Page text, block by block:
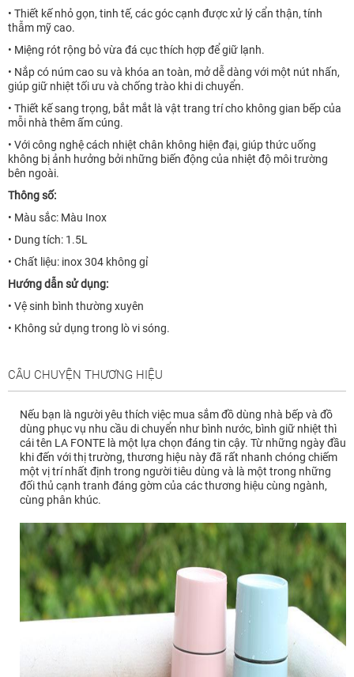
• Thiết kế nhỏ gọn, tinh tế, các góc cạnh được xử lý cẩn thận, tính
thẫm mỹ cao.
• Miệng rót rộng bỏ vừa đá cục thích hợp để giữ lạnh.
• Nắp có núm cao su và khóa an toàn, mở dễ dàng với một nút nhấn,
giúp giữ nhiệt tối ưu và chống trào khi di chuyển.
• Thiết kế sang trọng, bắt mắt là vật trang trí cho không gian bếp của
mỗi nhà thêm ấm cúng.
• Với công nghệ cách nhiệt chân không hiện đại, giúp thức uống
không bị ảnh hưởng bởi những biến động của nhiệt độ môi trường
bên ngoài.
Thông số:
• Màu sắc: Màu Inox
• Dung tích: 1.5L
• Chất liệu: inox 304 không gỉ
Hướng dẫn sử dụng:
• Vệ sinh bình thường xuyên
• Không sử dụng trong lò vi sóng.
CÂU CHUYỆN THƯƠNG HIỆU
Nếu bạn là người yêu thích việc mua sắm đồ dùng nhà bếp và đồ
dùng phục vụ nhu cầu di chuyển như bình nước, bình giữ nhiệt thì
cái tên LA FONTE là một lựa chọn đáng tin cậy. Từ những ngày đầu
khi đến với thị trường, thương hiệu này đã rất nhanh chóng chiếm
một vị trí nhất định trong người tiêu dùng và là một trong những
đối thủ cạnh tranh đáng gờm của các thương hiệu cùng ngành,
cùng phân khúc.